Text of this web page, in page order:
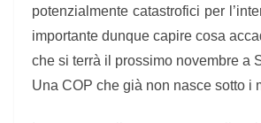
potenzialmente catastrofici per
importante dunque capire cosa
che si terrà il prossimo novembre a
Una COP che già non nasce sotto i